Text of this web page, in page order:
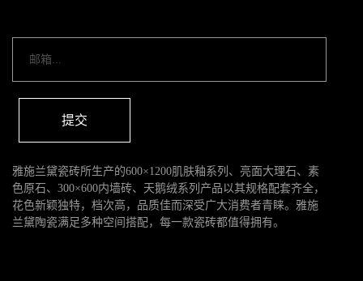
提交
雅施兰黛瓷砖所生产的600×1200肌肤釉系列、亮面大理石、素
色原石、300×600内墙砖、天鹅绒系列产品以其规格配套齐全，
花色新颖独特，档次高，品质佳而深受广大消费者青睐。雅施
兰黛陶瓷满足多种空间搭配，每一款瓷砖都值得拥有。